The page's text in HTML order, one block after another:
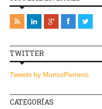
TWITTER
Tweets by MunozParreno
CATEGORÍAS